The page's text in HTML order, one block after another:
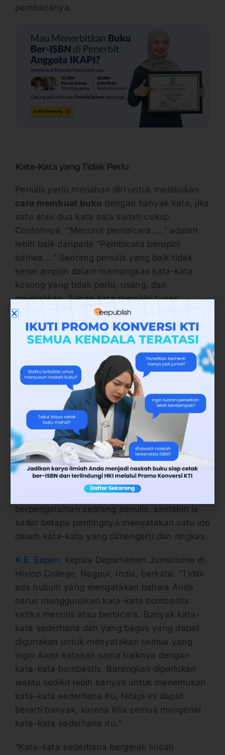
pembacanya.
Kata-Kata yang Tidak Perlu
Penulis perlu menahan diri untuk melakukan
cara membuat buku dengan banyak kata, jika
satu atau dua kata saja sudah cukup.
Contohnya, “Menurut pembicara,….” adalah
lebih baik daripada “Pembicara beropini
bahwa….” Seorang penulis yang baik tidak
kenal ampun dalam memangkas kata-kata
kosong yang tidak perlu, usang, dan
melelahkan. Setiap kata memiliki tugas
masing-masing. Seorang penulis hendaknya
memastikan apakah tiap kata telah
melaksanakan tugas masing-masing secara
Kata-Kata Bombastis
Kata-kata bombastis sering kali tidak tepat
digunakan. Mereka seperti pakaian yang
kedodoran. Beberapa penulis menggunakan
kata-kata bombastis untuk mengesankan
pembacanya atau menutupi
ketidakmampuannya. Semakin
berpengalaman seorang penulis, semakin ia
sadar betapa pentingnya menyatakan satu ide
dalam kata-kata yang dimengerti dan ringkas.
K.E. Eapen, kepala Departemen Jurnalisme di
Hislop College, Nagpur, India, berkata: “Tidak
ada hukum yang mengatakan bahwa Anda
harus menggunakan kata-kata bombastis
ketika menulis atau berbicara. Banyak kata-
kata sederhana dan yang bagus yang dapat
digunakan untuk menyatakan semua yang
ingin Anda katakan sama baiknya dengan
kata-kata bombastis. Barangkali diperlukan
waktu sedikit lebih banyak untuk menemukan
kata-kata sederhana itu, tetapi ini dapat
berarti banyak, karena kita semua mengenal
kata-kata sederhana itu.”
“Kata-kata sederhana bergerak lincah